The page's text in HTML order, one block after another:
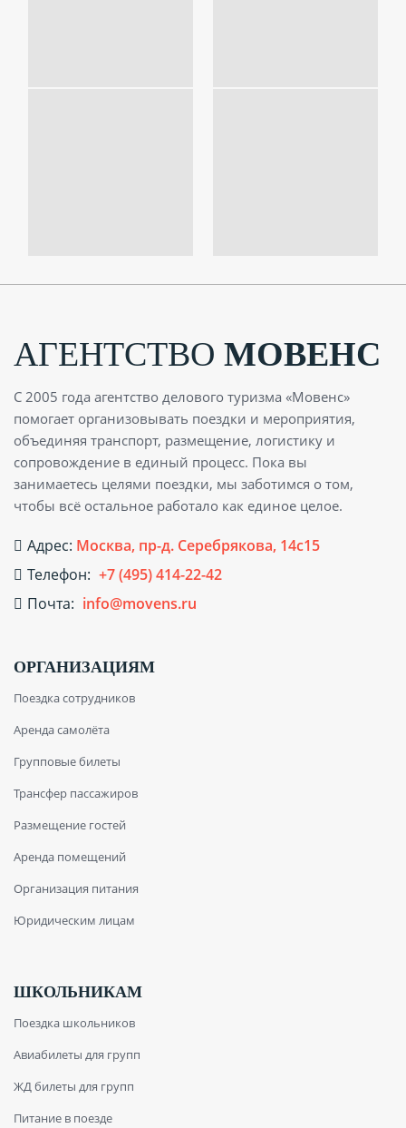
АГЕНТСТВО МОВЕНС
С 2005 года агентство делового туризма «Мовенс»
помогает организовывать поездки и мероприятия,
объединяя транспорт, размещение, логистику и
сопровождение в единый процесс. Пока вы
занимаетесь целями поездки, мы заботимся о том,
чтобы всё остальное работало как единое целое.
Адрес: Москва, пр-д. Серебрякова, 14с15
Телефон: +7 (495) 414-22-42
Почта: info@movens.ru
ОРГАНИЗАЦИЯМ
Поездка сотрудников
Аренда самолёта
Групповые билеты
Трансфер пассажиров
Размещение гостей
Аренда помещений
Организация питания
Юридическим лицам
ШКОЛЬНИКАМ
Поездка школьников
Авиабилеты для групп
ЖД билеты для групп
Питание в поезде